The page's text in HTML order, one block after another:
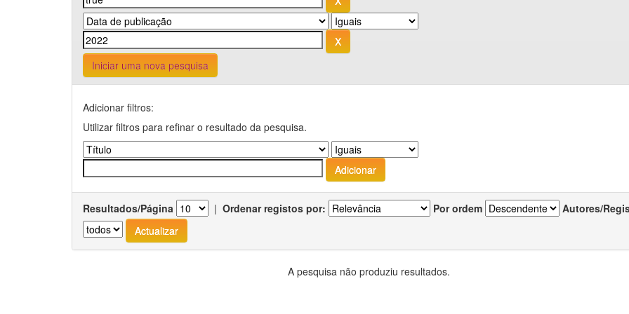
Iniciar uma nova pesquisa
Adicionar filtros:
Utilizar filtros para refinar o resultado da pesquisa.
Resultados/Página | Ordenar registos por: Por ordem Autores/
A pesquisa não produziu resultados.